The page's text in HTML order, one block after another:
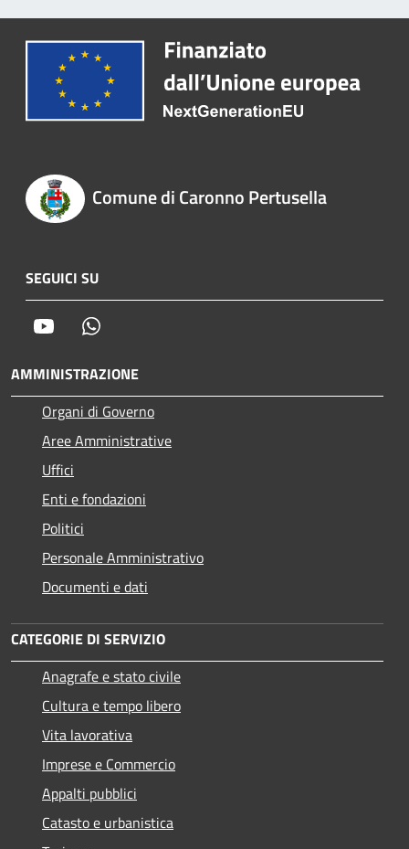
Comune di Caronno Pertusella
SEGUICI SU
Youtube
AMMINISTRAZIONE
Organi di Governo
Aree Amministrative
Uffici
Enti e fondazioni
Politici
Personale Amministrativo
Documenti e dati
CATEGORIE DI SERVIZIO
Anagrafe e stato civile
Cultura e tempo libero
Vita lavorativa
Imprese e Commercio
Appalti pubblici
Catasto e urbanistica